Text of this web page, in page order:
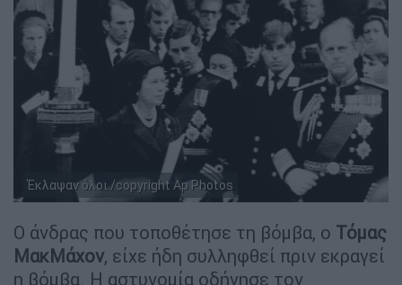
Έκλαψαν όλοι./copyright Ap Photos
Ο άνδρας που τοποθέτησε τη βόμβα, ο Τόμας
ΜακΜάχον, είχε ήδη συλληφθεί πριν εκραγεί
η βόμβα. Η αστυνομία οδήγησε τον